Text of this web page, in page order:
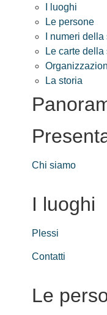
I luoghi
Le persone
I numeri
Le carte della
La storia
Chi siamo
I luoghi
Plessi
Contatti
Le